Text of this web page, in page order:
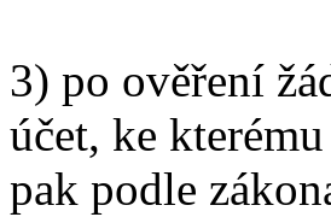
3) po ověření
účet, ke
pak podle